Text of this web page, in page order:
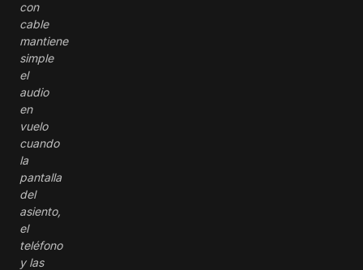
con
cable
mantiene
simple
el
audio
en
vuelo
cuando
la
pantalla
del
asiento,
el
teléfono
y las